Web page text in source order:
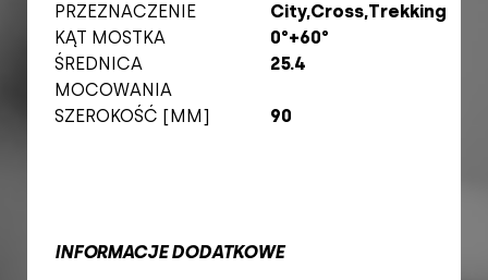
PRZEZNACZENIE
City,Cross,Trekking
KĄT MOSTKA
0°+60°
ŚREDNICA
MOCOWANIA
25.4
SZEROKOŚĆ [MM] 90
INFORMACJE DODATKOWE